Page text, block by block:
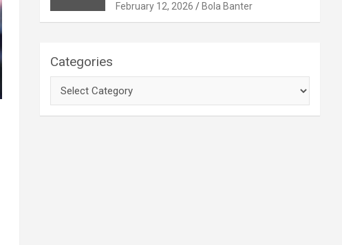
February 12, 2026 Bola Banter
Categories